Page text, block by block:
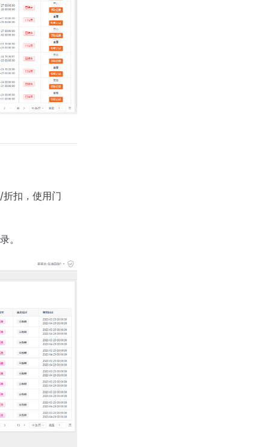
扣，使用门
。